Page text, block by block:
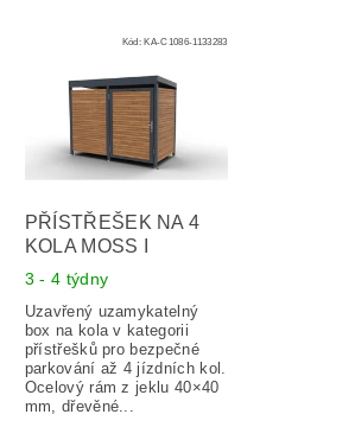
Kód:KA-C1086-1133283
PŘÍSTŘEŠEK NA 4
KOLA MOSS I
3 - 4 týdny
Uzavřený uzamykatelný
box na kola v kategorii
přístřešků pro bezpečné
parkování až 4 jízdních kol.
Ocelový rám z jeklu 40×40
mm, dřevěné...